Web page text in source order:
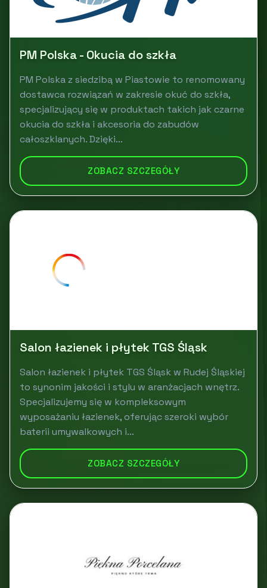
PM Polska - Okucia do szkła
PM Polska z siedzibą w Piastowie to renomowany
dostawca rozwiązań w zakresie okuć do szkła,
specjalizujący się w produktach takich jak czarne
okucia do szkła i akcesoria do zabudów
całoszklanych. Dzięki...
ZOBACZ SZCZEGÓŁY
Salon łazienek i płytek TGS Śląsk
Salon łazienek i płytek TGS Śląsk w Rudej Śląskiej
to synonim jakości i stylu w aranżacjach wnętrz.
Specjalizujemy się w kompleksowym
wyposażaniu łazienek, oferując szeroki wybór
baterii umywalkowych i...
ZOBACZ SZCZEGÓŁY